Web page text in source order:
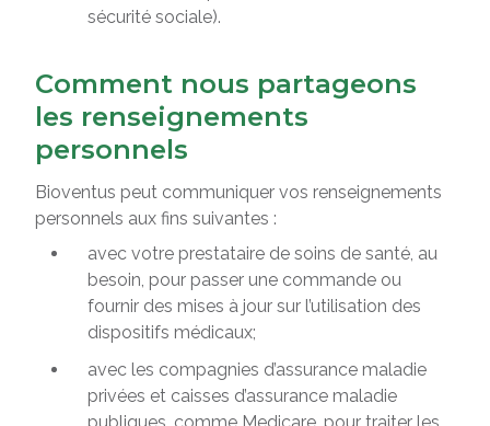
sécurité sociale).
Comment nous partageons
les renseignements
personnels
Bioventus peut communiquer vos renseignements
personnels aux fins suivantes :
avec votre prestataire de soins de santé, au
besoin, pour passer une commande ou
fournir des mises à jour sur l’utilisation des
dispositifs médicaux;
avec les compagnies d’assurance maladie
privées et caisses d’assurance maladie